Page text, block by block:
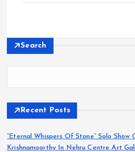
Search
Recent Posts
“Eternal Whispers Of Stone” Solo Show
Krishnamoorthy In Nehru Centre Art